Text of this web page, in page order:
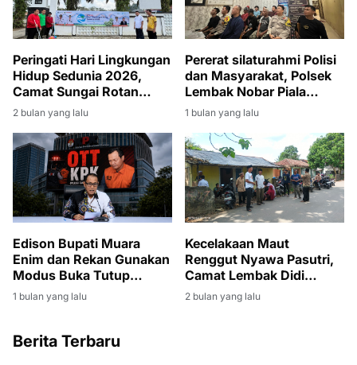
Peringati Hari Lingkungan
Hidup Sedunia 2026,
Camat Sungai Rotan
Pimpin Giat Jumat Bersih
di Lingkungan Kantor
Kecamatan
2 bulan yang lalu
Pererat silaturahmi Polisi
dan Masyarakat, Polsek
Lembak Nobar Piala
Dunia 2026
1 bulan yang lalu
Edison Bupati Muara
Enim dan Rekan Gunakan
Modus Buka Tutup
Rekening
1 bulan yang lalu
Kecelakaan Maut
Renggut Nyawa Pasutri,
Camat Lembak Didi
Haryanto Turut Berduka
dan Melayat
2 bulan yang lalu
Berita Terbaru